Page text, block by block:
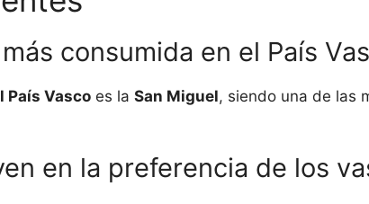
consumida en el País
País Vasco es la San Miguel, siendo una de las
en la preferencia de los